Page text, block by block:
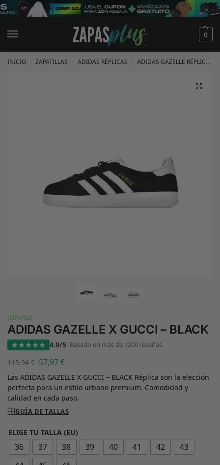
0
INICIO ZAPATILLAS ADIDAS RÉPLICAS ADIDAS GAZELLE RÉPLICAS
¡Oferta!
ADIDAS GAZELLE X GUCCI – BLACK
4.9/5| Basado en más de 1200 reseñas
115,94€ 57,97€
Las ADIDAS GAZELLE X GUCCI – BLACK Réplica son la elección
perfecta para un estilo urbano premium. Comodidad y
calidad en cada paso.
GUÍA DE TALLAS
ELIGE TU TALLA (EU)
36 37 38 39 40 41 42
43